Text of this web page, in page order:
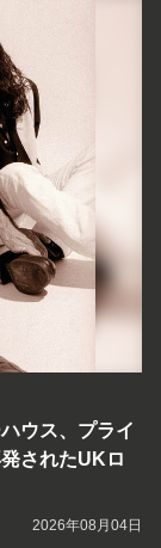
ウス、プライ
されたUKロ
2026年08月04日